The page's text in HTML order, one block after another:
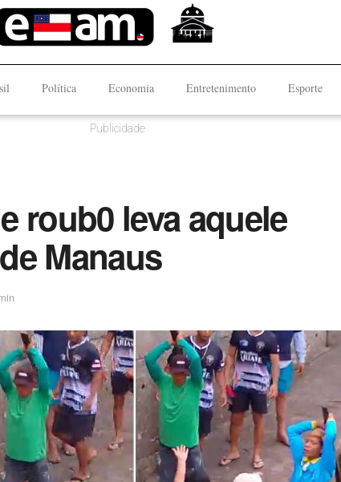
Política Economia Entretenimento Esporte
Publicidade
roub0 leva aquele
Manaus